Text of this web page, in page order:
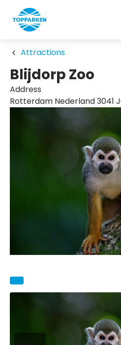
Attractions
Blijdorp Zoo
Address
Rotterdam Nederland 3041